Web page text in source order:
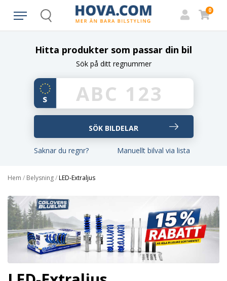
Search
0
Hitta produkter som passar din bil
Sök på ditt regnummer
Saknar du regnr? Manuellt bilval via lista
Hem / Belysning/LED-Extraljus